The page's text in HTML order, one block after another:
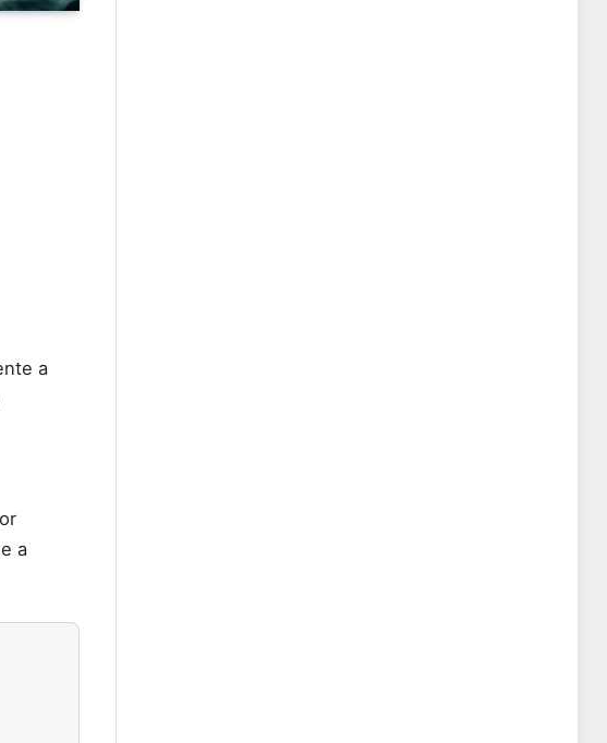
a
a